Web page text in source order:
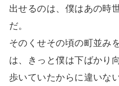
出せるのは、僕はあの時
だ。
そのくせその頃の町並み
は、きっと僕は下ばかり
歩いていたからに違いない